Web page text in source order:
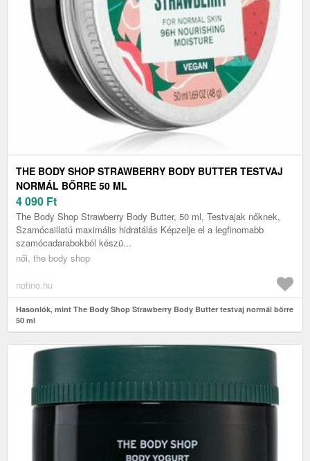
THE BODY SHOP STRAWBERRY BODY BUTTER TESTVAJ
NORMÁL BŐRRE 50 ML
4 090 Ft
The Body Shop Strawberry Body Butter, 50 ml, Testvajak nőknek,
Szamócaillatú maximális hidratálás Képzelje el a legfinomabb
szamócadarabokból készü...
női, the body shop
notino.hu
Hasonlók, mint The Body Shop Strawberry Body Butter testvaj normál bőrre
50 ml